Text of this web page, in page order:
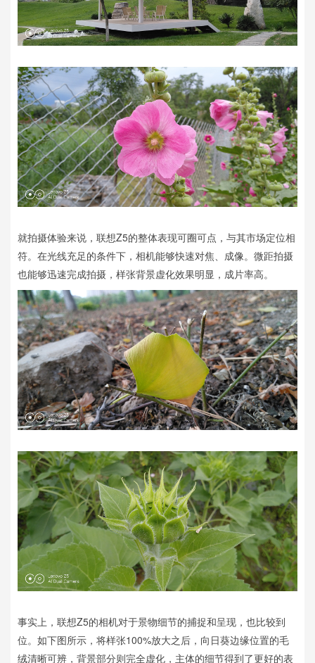
就拍摄体验来说，联想Z5的整体表现可圈可点，与其市场定位相
符。在光线充足的条件下，相机能够快速对焦、成像。微距拍摄
也能够迅速完成拍摄，样张背景虚化效果明显，成片率高。
事实上，联想Z5的相机对于景物细节的捕捉和呈现，也比较到
位。如下图所示，将样张100%放大之后，向日葵边缘位置的毛
绒清晰可辨，背景部分则完全虚化，主体的细节得到了更好的表